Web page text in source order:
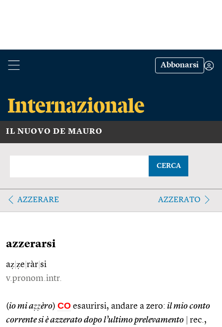
Abbonarsi
IL NUOVO DE MAURO
CERCA
AZZERARE AZZERATO
azzerarsi
aẓ ẓe ràr si
v.pronom.intr.
(io mi aẓẓèro) CO esaurirsi, andare a zero: il mio conto
corrente si è azzerato dopo l’ultimo prelevamento
rec.,